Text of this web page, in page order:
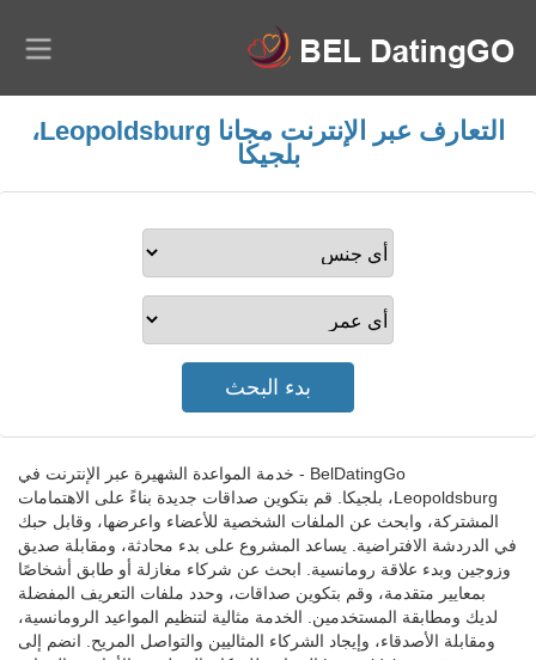
التعارف عبر الإنترنت مجانا Leopoldsburg،
بلجيكا
BelDatingGo - خدمة المواعدة الشهيرة عبر الإنترنت في
Leopoldsburg، بلجيكا. قم بتكوين صداقات جديدة بناءً على الاهتمامات
المشتركة، وابحث عن الملفات الشخصية للأعضاء واعرضها، وقابل حبك
في الدردشة الافتراضية. يساعد المشروع على بدء محادثة، ومقابلة صديق
وزوجين وبدء علاقة رومانسية. ابحث عن شركاء مغازلة أو طابق أشخاصًا
بمعايير متقدمة، وقم بتكوين صداقات، وحدد ملفات التعريف المفضلة
لديك ومطابقة المستخدمين. الخدمة مثالية لتنظيم المواعيد الرومانسية،
ومقابلة الأصدقاء، وإيجاد الشركاء المثاليين والتواصل المريح. انضم إلى